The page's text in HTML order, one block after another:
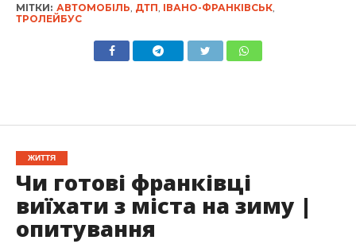
МІТКИ: АВТОМОБІЛЬ ДТП ІВАНО-ФРАНКІВСЬК,
ТРОЛЕЙБУС
ЖИТТЯ
Чи готові франківці
виїхати з міста на зиму |
опитування